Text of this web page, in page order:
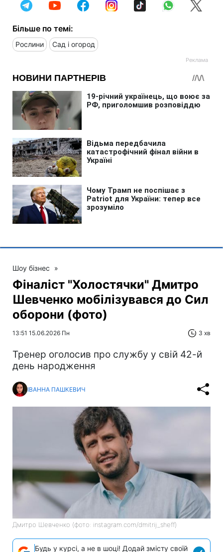
Більше по темі:
Рослини Сад і огород
Шоу бізнес »
Фіналіст "Холостячки" Дмитро
Шевченко мобілізувався до Сил
оборони (фото)
13:51 15.06.2026 Пн 3 хв
Тренер оголосив про службу у свій 42-й
день народження
ІВАННА ПАШКЕВИЧ
Дмитро Шевченко (фото: instagram.com/dmitrij_sheff)
Будь у курсі, а не в шоці! Додай змісту своїй